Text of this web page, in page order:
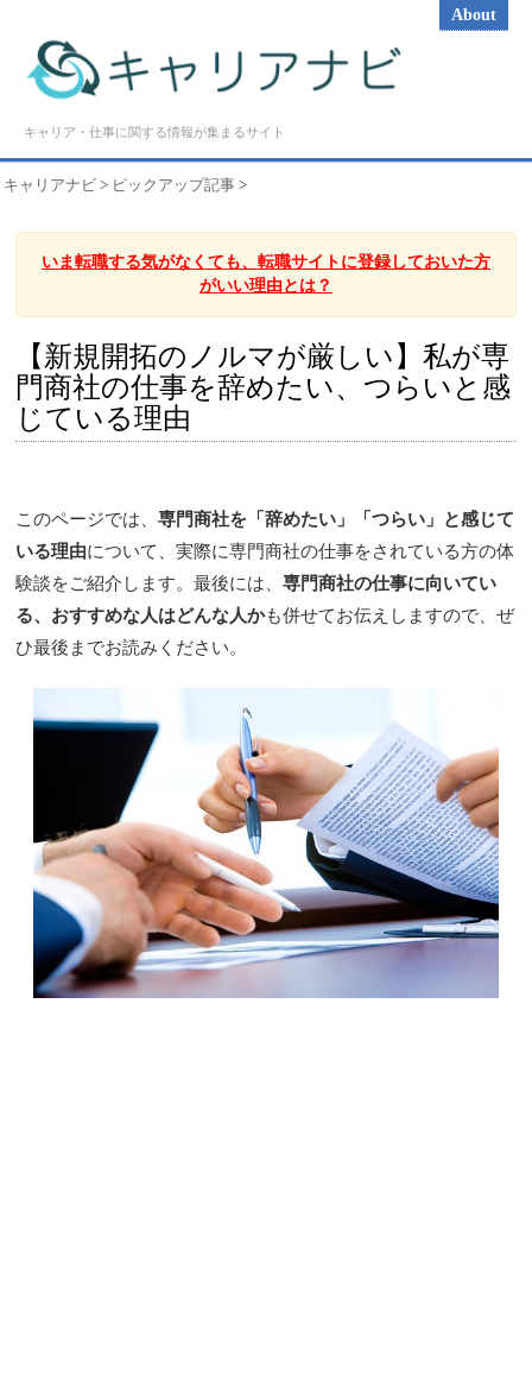
About
キャリア・仕事に関する情報が集まるサイト
キャリアナビ > ピックアップ記事 >
いま転職する気がなくても、転職サイトに登録しておいた方
がいい理由とは？
【新規開拓のノルマが厳しい】私が専
門商社の仕事を辞めたい、つらいと感
じている理由
このページでは、 専門商社を「辞めたい」「つらい」と感じて
いる理由について、実際に専門商社の仕事をされている方の体
験談をご紹介します。最後には、 専門商社の仕事に向いてい
る、おすすめな人はどんな人かも併せてお伝えしますので、ぜ
ひ最後までお読みください。